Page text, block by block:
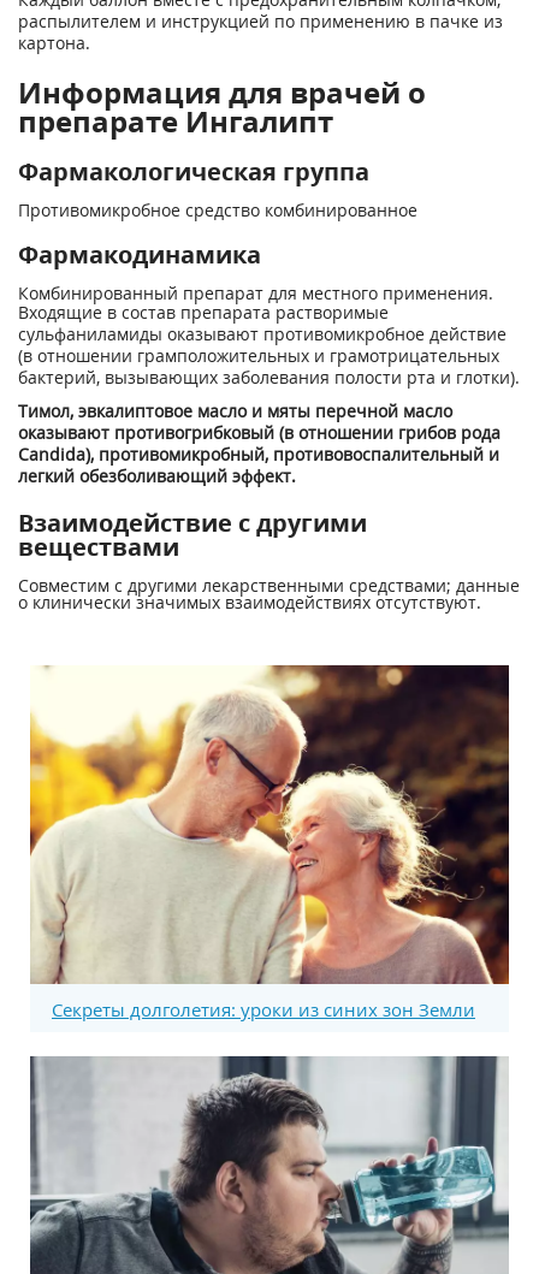
распылителем и инструкцией по применению в пачке из
картона.
Информация для врачей о
препарате Ингалипт
Фармакологическая группа
Противомикробное средство комбинированное
Фармакодинамика
Комбинированный препарат для местного применения.
Входящие в состав препарата растворимые
сульфаниламиды оказывают противомикробное действие
(в отношении грамположительных и грамотрицательных
бактерий, вызывающих заболевания полости рта и глотки).
Тимол, эвкалиптовое масло и мяты перечной масло
оказывают противогрибковый (в отношении грибов рода
Candida), противомикробный, противовоспалительный и
легкий обезболивающий эффект.
Взаимодействие с другими
веществами
Совместим с другими лекарственными средствами; данные
о клинически значимых взаимодействиях отсутствуют.
Секреты долголетия: уроки из синих зон Земли